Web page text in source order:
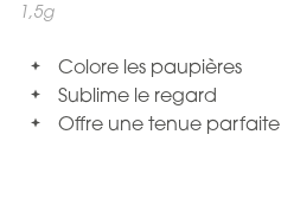
the
gallery
1,5g
Colore les paupières
Sublime le regard
Offre une tenue parfaite